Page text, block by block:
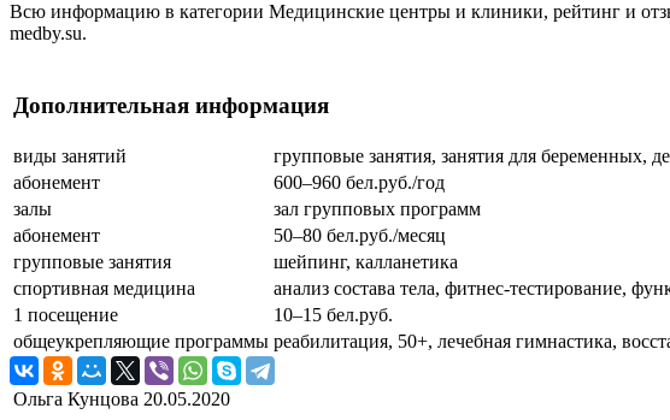
Всю информацию в категории Медицинские центры и клиники, рейтинг и
medby.su.
Дополнительная информация
виды занятий
групповые занятия, занятия для беременных,
абонемент
600–960 бел.руб./год
залы
зал групповых программ
абонемент
50–80 бел.руб./месяц
групповые занятия
шейпинг, калланетика
спортивная медицина
анализ состава тела, фитнес-тестирование,
1 посещение
10–15 бел.руб.
общеукрепляющие программы реабилитация, 50+, лечебная гимнастика,
Ольга Кунцова 20.05.2020